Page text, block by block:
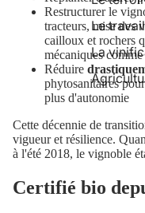
Le
La
Restructurer le
tracteurs, mise des
cailloux et rochers
mécaniques
Réduire
phytosanitaires
plus d'autonomie
Cette décennie de
vigueur et résilience.
à l'été 2018, le vignoble
Certifié bio